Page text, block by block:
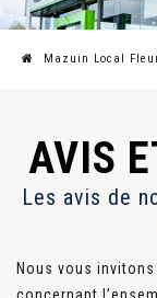
Mazuin Local
AVIS
Les avis de
Nous vous